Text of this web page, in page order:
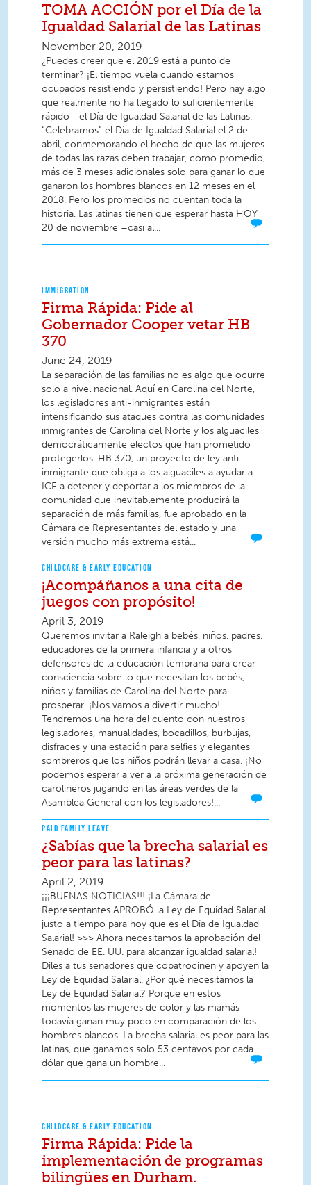
TOMA ACCIÓN por el Día de la
Igualdad Salarial de las Latinas
November 20, 2019
¿Puedes creer que el 2019 está a punto de
terminar? ¡El tiempo vuela cuando estamos
ocupados resistiendo y persistiendo! Pero hay algo
que realmente no ha llegado lo suficientemente
rápido –el Día de Igualdad Salarial de las Latinas.
“Celebramos” el Día de Igualdad Salarial el 2 de
abril, conmemorando el hecho de que las mujeres
de todas las razas deben trabajar, como promedio,
más de 3 meses adicionales solo para ganar lo que
ganaron los hombres blancos en 12 meses en el
2018. Pero los promedios no cuentan toda la
historia. Las latinas tienen que esperar hasta HOY
20 de noviembre –casi al...
IMMIGRATION
Firma Rápida: Pide al
Gobernador Cooper vetar HB
370
June 24, 2019
La separación de las familias no es algo que ocurre
solo a nivel nacional. Aquí en Carolina del Norte,
los legisladores anti-inmigrantes están
intensificando sus ataques contra las comunidades
inmigrantes de Carolina del Norte y los alguaciles
democráticamente electos que han prometido
protegerlos. HB 370, un proyecto de ley anti-
inmigrante que obliga a los alguaciles a ayudar a
ICE a detener y deportar a los miembros de la
comunidad que inevitablemente producirá la
separación de más familias, fue aprobado en la
Cámara de Representantes del estado y una
versión mucho más extrema está...
CHILDCARE & EARLY EDUCATION
¡Acompáñanos a una cita de
juegos con propósito!
April 3, 2019
Queremos invitar a Raleigh a bebés, niños, padres,
educadores de la primera infancia y a otros
defensores de la educación temprana para crear
consciencia sobre lo que necesitan los bebés,
niños y familias de Carolina del Norte para
prosperar. ¡Nos vamos a divertir mucho!
Tendremos una hora del cuento con nuestros
legisladores, manualidades, bocadillos, burbujas,
disfraces y una estación para selfies y elegantes
sombreros que los niños podrán llevar a casa. ¡No
podemos esperar a ver a la próxima generación de
carolineros jugando en las áreas verdes de la
Asamblea General con los legisladores!...
PAID FAMILY LEAVE
¿Sabías que la brecha salarial es
peor para las latinas?
April 2, 2019
¡¡¡BUENAS NOTICIAS!!! ¡La Cámara de
Representantes APROBÓ la Ley de Equidad Salarial
justo a tiempo para hoy que es el Día de Igualdad
Salarial! >>> Ahora necesitamos la aprobación del
Senado de EE. UU. para alcanzar igualdad salarial!
Diles a tus senadores que copatrocinen y apoyen la
Ley de Equidad Salarial. ¿Por qué necesitamos la
Ley de Equidad Salarial? Porque en estos
momentos las mujeres de color y las mamás
todavía ganan muy poco en comparación de los
hombres blancos. La brecha salarial es peor para las
latinas, que ganamos solo 53 centavos por cada
dólar que gana un hombre...
CHILDCARE & EARLY EDUCATION
Firma Rápida: Pide la
implementación de programas
bilingües en Durham.